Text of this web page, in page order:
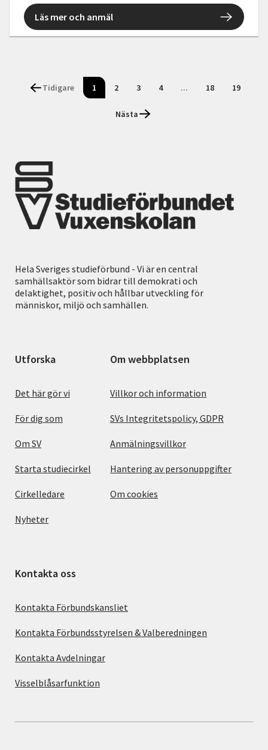
Läs mer och anmäl
Tidigare 1 2 3 4 ... 18 19
Nästa
Hela Sveriges studieförbund - Vi är en central
samhällsaktör som bidrar till demokrati och
delaktighet, positiv och hållbar utveckling för
människor, miljö och samhällen.
Utforska
Det här gör vi
För dig som
Om SV
Starta studiecirkel
Cirkelledare
Nyheter
Om webbplatsen
Villkor och information
SVs Integritetspolicy, GDPR
Anmälningsvillkor
Hantering av personuppgifter
Om cookies
Kontakta oss
Kontakta Förbundskansliet
Kontakta Förbundsstyrelsen & Valberedningen
Kontakta Avdelningar
Visselblåsarfunktion